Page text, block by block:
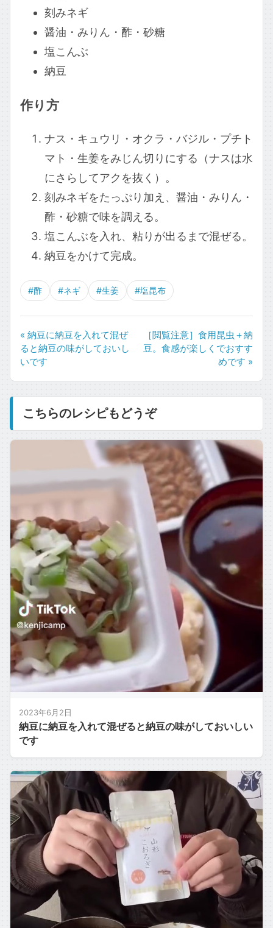
刻みネギ
醤油・みりん・酢・砂糖
塩こんぶ
納豆
作り方
ナス・キュウリ・オクラ・バジル・プチト
マト・生姜をみじん切りにする（ナスは水
にさらしてアクを抜く）。
刻みネギをたっぷり加え、醤油・みりん・
酢・砂糖で味を調える。
塩こんぶを入れ、粘りが出るまで混ぜる。
納豆をかけて完成。
#酢 #ネギ #生姜 #塩昆布
« 納豆に納豆を入れて混ぜ
ると納豆の味がしておいし
いです
［閲覧注意］食用昆虫＋納
豆。食感が楽しくでおすす
めです »
こちらのレシピもどうぞ
2023年6月2日
納豆に納豆を入れて混ぜると納豆の味がしておいしい
です